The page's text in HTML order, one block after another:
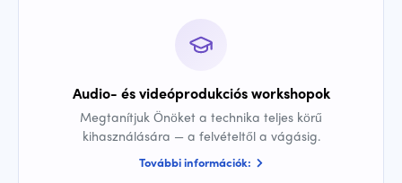
Audio- és videóprodukciós workshopok
Megtanítjuk Önöket a technika teljes körű
kihasználására — a felvételtől a vágásig.
További információk: